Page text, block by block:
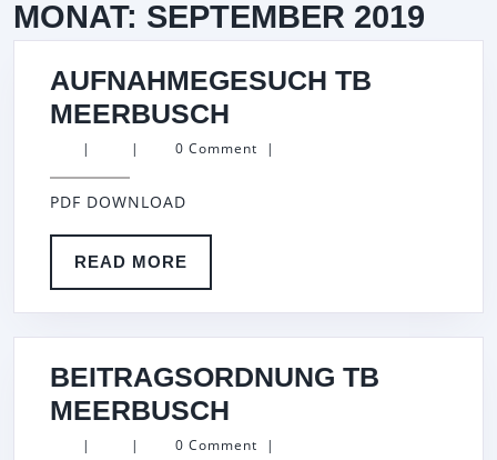
MONAT: SEPTEMBER 2019
AUFNAHMEGESUCH TB
MEERBUSCH
TB
| | 0 Comment |
PDF DOWNLOAD
READ MORE
MORE
BEITRAGSORDNUNG TB
MEERBUSCH
TB
| | 0 Comment |